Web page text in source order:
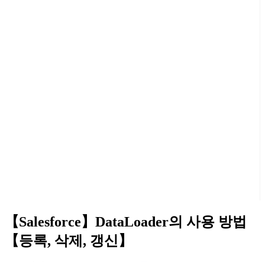
【Salesforce】DataLoader의 사용 방법
【등록, 삭제, 갱신】